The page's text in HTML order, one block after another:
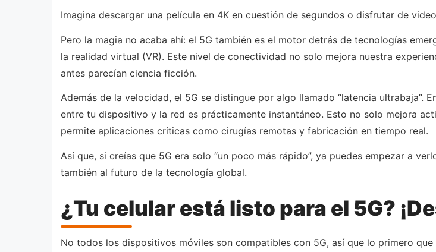
Imagina descargar una película en 4K en cuestión de segundos o disfrutar de
Pero la magia no acaba ahí: el 5G también es el motor detrás de tecnologías
la realidad virtual (VR). Este nivel de conectividad no solo mejora nuestra
antes parecían ciencia ficción.
Además de la velocidad, el 5G se distingue por algo llamado “latencia ultrabaja”.
entre tu dispositivo y la red es prácticamente instantáneo. Esto no solo mejora
permite aplicaciones críticas como cirugías remotas y fabricación en tiempo real.
Así que, si creías que 5G era solo “un poco más rápido”, ya puedes empezar a
también al futuro de la tecnología global.
¿Tu celular está listo para el 5G?
No todos los dispositivos móviles son compatibles con 5G, así que lo primero